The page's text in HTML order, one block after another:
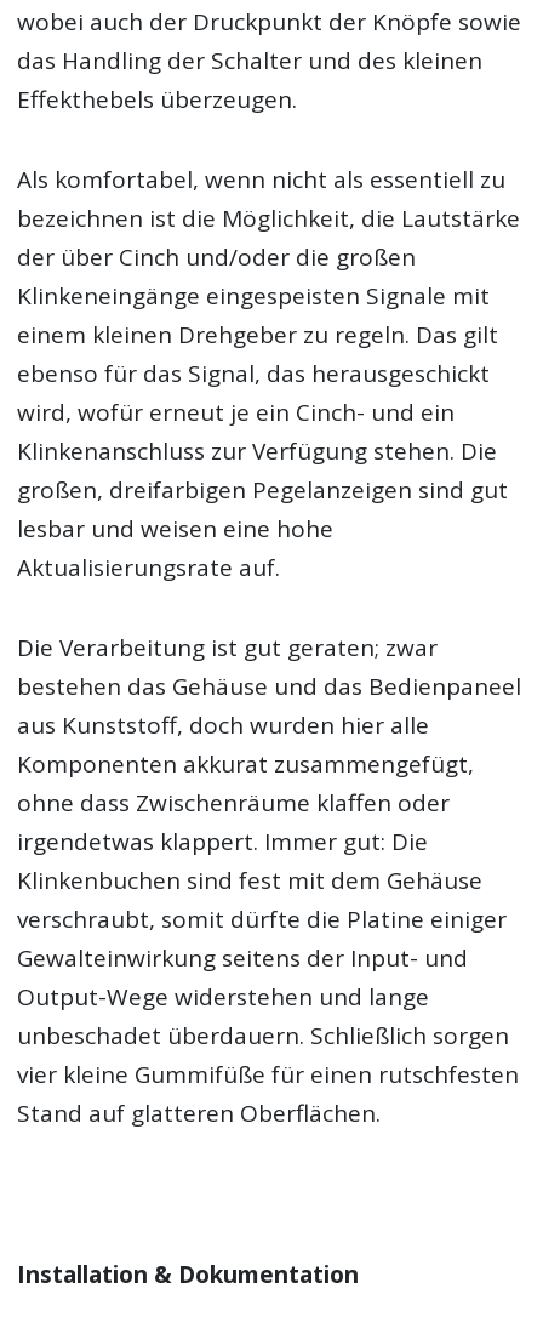
wobei auch der Druckpunkt der Knöpfe sowie
das Handling der Schalter und des kleinen
Effekthebels überzeugen.
Als komfortabel, wenn nicht als essentiell zu
bezeichnen ist die Möglichkeit, die Lautstärke
der über Cinch und/oder die großen
Klinkeneingänge eingespeisten Signale mit
einem kleinen Drehgeber zu regeln. Das gilt
ebenso für das Signal, das herausgeschickt
wird, wofür erneut je ein Cinch- und ein
Klinkenanschluss zur Verfügung stehen. Die
großen, dreifarbigen Pegelanzeigen sind gut
lesbar und weisen eine hohe
Aktualisierungsrate auf.
Die Verarbeitung ist gut geraten; zwar
bestehen das Gehäuse und das Bedienpaneel
aus Kunststoff, doch wurden hier alle
Komponenten akkurat zusammengefügt,
ohne dass Zwischenräume klaffen oder
irgendetwas klappert. Immer gut: Die
Klinkenbuchen sind fest mit dem Gehäuse
verschraubt, somit dürfte die Platine einiger
Gewalteinwirkung seitens der Input- und
Output-Wege widerstehen und lange
unbeschadet überdauern. Schließlich sorgen
vier kleine Gummifüße für einen rutschfesten
Stand auf glatteren Oberflächen.
Installation & Dokumentation